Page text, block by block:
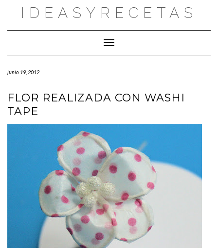
IDEASYRECETAS
Cambiar modo de navegación
junio 19, 2012
FLOR REALIZADA CON WASHI
TAPE